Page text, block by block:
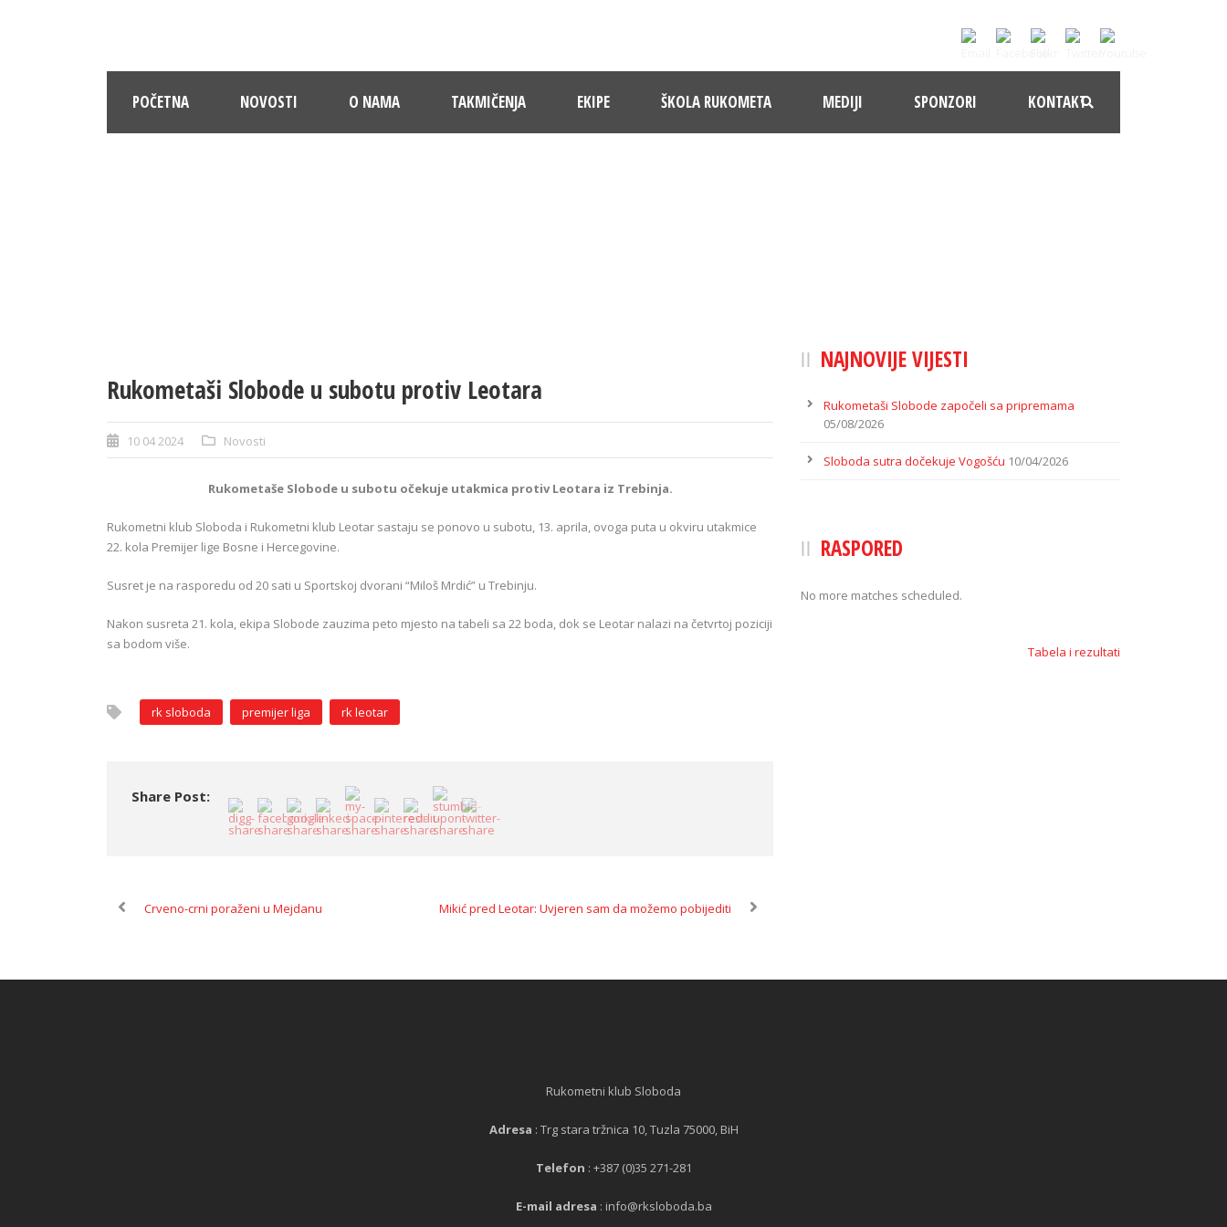
POČETNA NOVOSTI O NAMA TAKMIČENJA EKIPE ŠKOLA RUKOMETA MEDIJI SPONZORI KONTAKT
Rukometaši Slobode u subotu protiv Leotara
10 04 2024 Novosti
Rukometaše Slobode u subotu očekuje utakmica protiv Leotara iz Trebinja.
Rukometni klub Sloboda i Rukometni klub Leotar sastaju se ponovo u subotu, 13. aprila, ovoga puta u okviru utakmice
22. kola Premijer lige Bosne i Hercegovine.
Susret je na rasporedu od 20 sati u Sportskoj dvorani “Miloš Mrdić” u Trebinju.
Nakon susreta 21. kola, ekipa Slobode zauzima peto mjesto na tabeli sa 22 boda, dok se Leotar nalazi na četvrtoj poziciji
sa bodom više.
rk sloboda premijer liga rk leotar
Share Post:
Crveno-crni poraženi u Mejdanu Mikić pred Leotar: Uvjeren sam da možemo pobijediti
NAJNOVIJE VIJESTI
Rukometaši Slobode započeli sa pripremama
05/08/2026
Sloboda sutra dočekuje Vogošću 10/04/2026
RASPORED
No more matches scheduled.
Tabela i rezultati
Rukometni klub Sloboda
Adresa : Trg stara tržnica 10, Tuzla 75000, BiH
Telefon : +387 (0)35 271-281
E-mail adresa : info@rksloboda.ba